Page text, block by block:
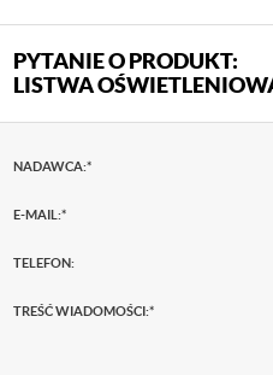
PYTANIE O PRODUKT:
LISTWA
NADAWCA:*
E-MAIL:*
TELEFON:
TREŚĆ WIADOMOŚCI:*